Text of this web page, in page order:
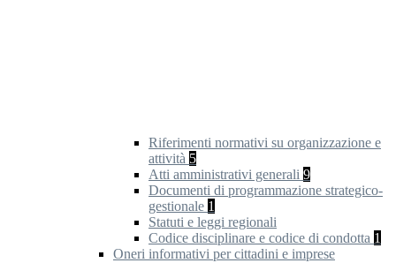
Riferimenti normativi su organizzazione e
attività 5
Atti amministrativi generali 9
Documenti di programmazione strategico-
gestionale 1
Statuti e leggi regionali
Codice disciplinare e codice di condotta 1
Oneri informativi per cittadini e imprese